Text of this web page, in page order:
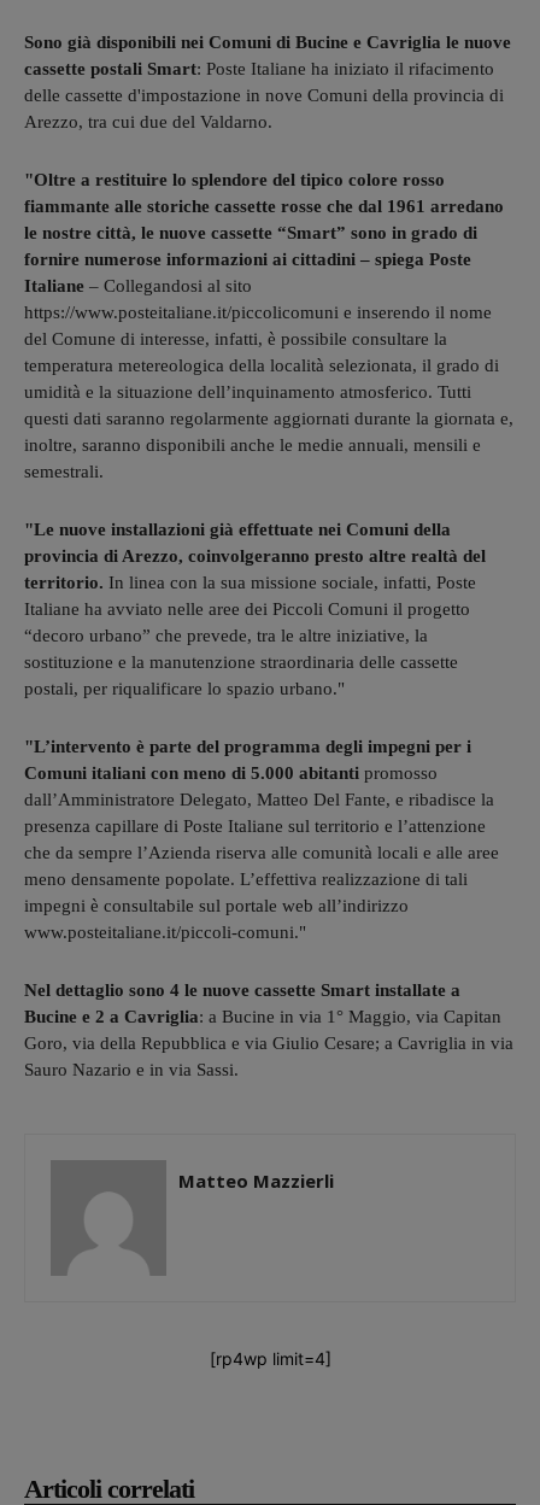
Articoli correlati
Sono già disponibili nei Comuni di Bucine e Cavriglia le nuove
cassette postali Smart: Poste Italiane ha iniziato il rifacimento
delle cassette d'impostazione in nove Comuni della provincia di
Arezzo, tra cui due del Valdarno.
"Oltre a restituire lo splendore del tipico colore rosso
fiammante alle storiche cassette rosse che dal 1961 arredano
le nostre città, le nuove cassette “Smart” sono in grado di
fornire numerose informazioni ai cittadini – spiega Poste
Italiane – Collegandosi al sito
https://www.posteitaliane.it/piccolicomuni e inserendo il nome
del Comune di interesse, infatti, è possibile consultare la
temperatura metereologica della località selezionata, il grado di
umidità e la situazione dell’inquinamento atmosferico. Tutti
questi dati saranno regolarmente aggiornati durante la giornata e,
inoltre, saranno disponibili anche le medie annuali, mensili e
semestrali.
"Le nuove installazioni già effettuate nei Comuni della
provincia di Arezzo, coinvolgeranno presto altre realtà del
territorio. In linea con la sua missione sociale, infatti, Poste
Italiane ha avviato nelle aree dei Piccoli Comuni il progetto
“decoro urbano” che prevede, tra le altre iniziative, la
sostituzione e la manutenzione straordinaria delle cassette
postali, per riqualificare lo spazio urbano."
"L’intervento è parte del programma degli impegni per i
Comuni italiani con meno di 5.000 abitanti promosso
dall’Amministratore Delegato, Matteo Del Fante, e ribadisce la
presenza capillare di Poste Italiane sul territorio e l’attenzione
che da sempre l’Azienda riserva alle comunità locali e alle aree
meno densamente popolate. L’effettiva realizzazione di tali
impegni è consultabile sul portale web all’indirizzo
www.posteitaliane.it/piccoli-comuni."
Nel dettaglio sono 4 le nuove cassette Smart installate a
Bucine e 2 a Cavriglia: a Bucine in via 1° Maggio, via Capitan
Goro, via della Repubblica e via Giulio Cesare; a Cavriglia in via
Sauro Nazario e in via Sassi.
Matteo Mazzierli
[rp4wp limit=4]